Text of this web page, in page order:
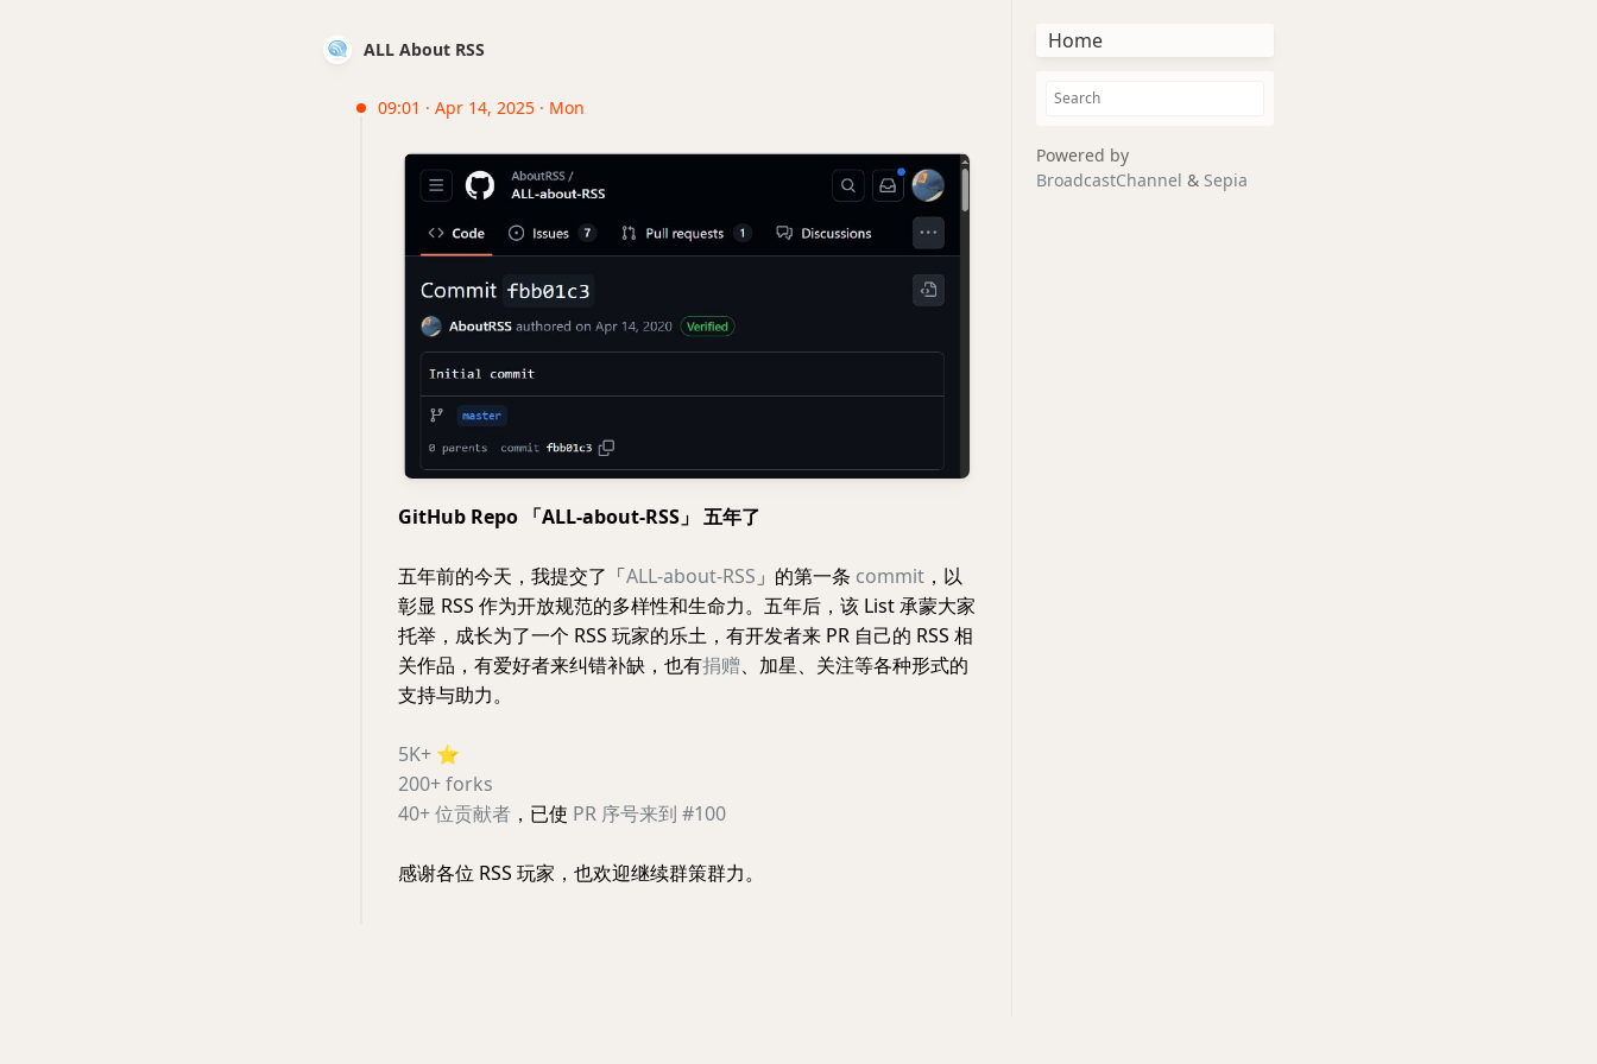
ALL About RSS
09:01 · Apr 14, 2025 · Mon
GitHub Repo 「ALL-about-RSS」 五年了
五年前的今天，我提交了「ALL-about-RSS 」的第一条 commit ，以
彰显 RSS 作为开放规范的多样性和生命力。五年后，该 List 承蒙大家
托举，成长为了一个 RSS 玩家的乐土，有开发者来 PR 自己的 RSS 相
关作品，有爱好者来纠错补缺，也有捐赠、加星、关注等各种形式的
支持与助力。
5K+ ⭐️
200+ forks
40+ 位贡献者 ，已使 PR 序号来到 #100
感谢各位 RSS 玩家，也欢迎继续群策群力。
Home
Powered by
BroadcastChannel & Sepia